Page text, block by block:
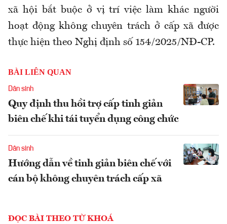
xã hội bắt buộc ở vị trí việc làm khác người
hoạt động không chuyên trách ở cấp xã được
thực hiện theo Nghị định số 154/2025/NĐ-CP.
BÀI LIÊN QUAN
Dân sinh
Quy định thu hồi trợ cấp tinh giản
biên chế khi tái tuyển dụng công chức
Dân sinh
Hướng dẫn về tinh giản biên chế với
cán bộ không chuyên trách cấp xã
ĐỌC BÀI THEO TỪ KHOÁ